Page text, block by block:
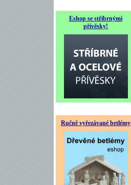
Eshop se stříbrnými
přívěsky!
Ručně vyřezávané betlémy